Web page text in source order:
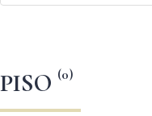
PISO (0)